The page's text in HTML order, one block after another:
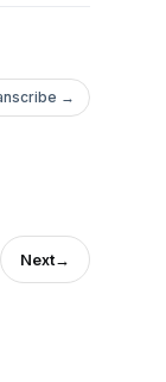
→
Next→